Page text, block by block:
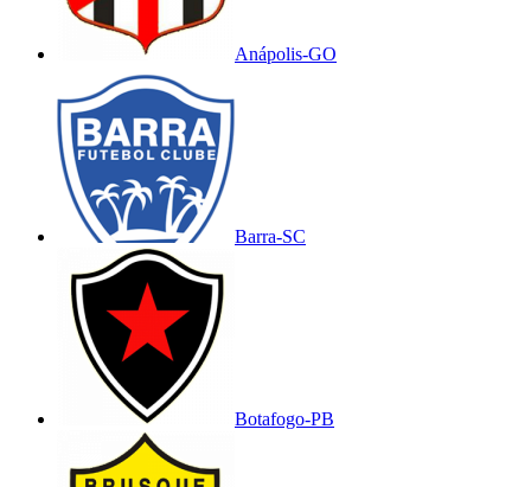
Anápolis-GO
Barra-SC
Botafogo-PB